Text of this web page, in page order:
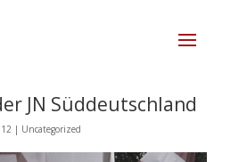
JN Süddeutschland
| Uncategorized